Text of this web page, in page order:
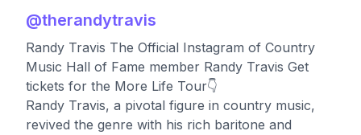
@therandytravis
Randy Travis The Official Instagram of Country
Music Hall of Fame member Randy Travis Get
tickets for the More Life Tour👇
Randy Travis, a pivotal figure in country music,
revived the genre with his rich baritone and